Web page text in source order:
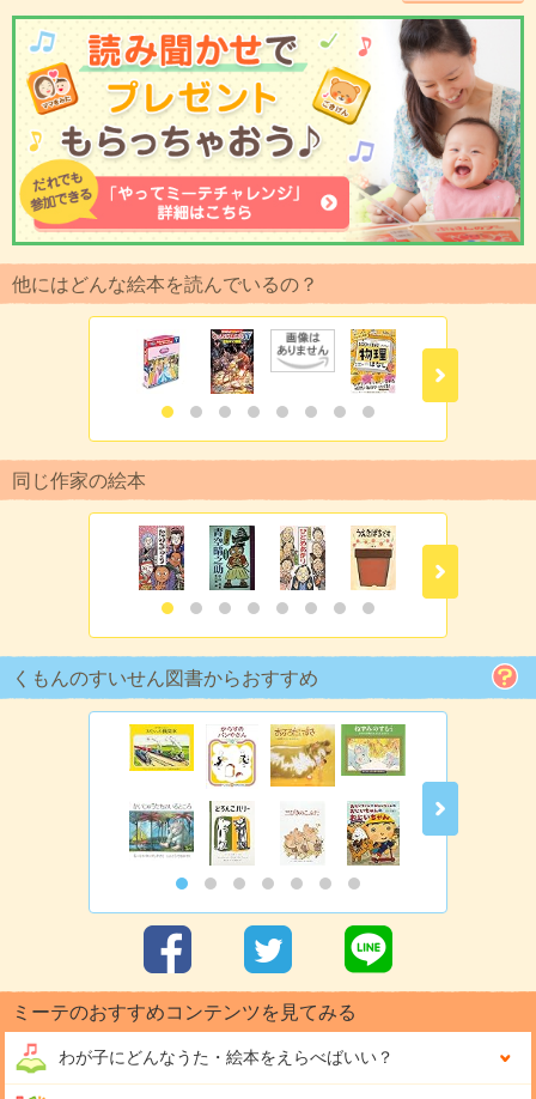
他にはどんな絵本を読んでいるの？
同じ作家の絵本
くもんのすいせん図書からおすすめ
ミーテのおすすめコンテンツを見てみる
わが子にどんなうた・絵本をえらべばいい？